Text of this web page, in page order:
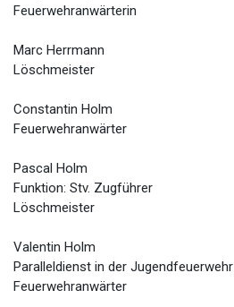
Feuerwehranwärterin
Marc Herrmann
Löschmeister
Constantin Holm
Feuerwehranwärter
Pascal Holm
Funktion: Stv. Zugführer
Löschmeister
Valentin Holm
Paralleldienst in der Jugendfeuerwehr
Feuerwehranwärter